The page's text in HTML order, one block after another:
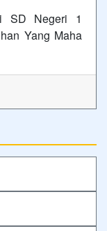
SD Negeri 1
Yang Maha